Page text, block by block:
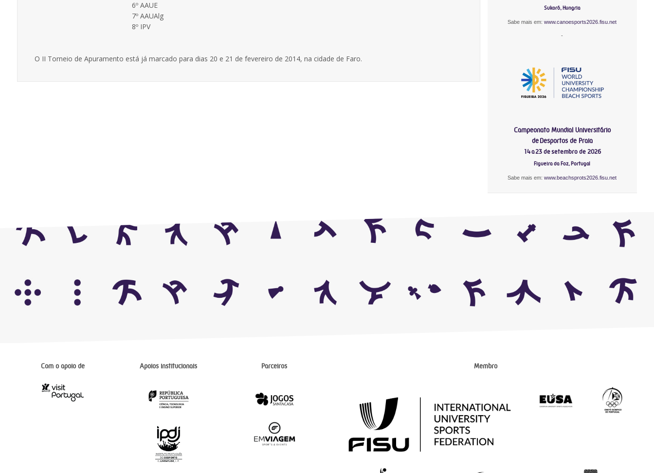
6º AAUE
7º AAUAlg
8º IPV
O II Torneio de Apuramento está já marcado para dias 20 e 21 de fevereiro de 2014, na cidade de Faro.
Sukoró, Hungria
Sabe mais em:www.canoesports2026.fisu.net
-
Campeonato Mundial Universitário
de Desportos de Praia
14 a 23 de setembro de 2026
Figueira da Foz, Portugal
Sabe mais em:www.beachsprots2026.fisu.net
Com o apoio de Apoios institucionais Parceiros Membro